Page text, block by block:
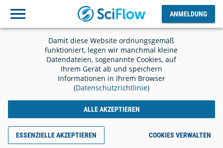
Damit diese Website ordnungsgemäß
funktioniert, legen wir manchmal kleine
Datendateien, sogenannte Cookies, auf
Ihrem Gerät ab und speichern
Informationen in Ihrem Browser
(Datenschutzrichtlinie)
ALLE AKZEPTIEREN
ESSENZIELLE AKZEPTIEREN COOKIES VERWALTEN
ANMELDUNG
ANMELDUNG
Ausloggen